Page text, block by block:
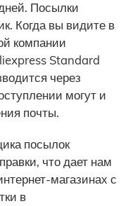
Посылки
Когда вы видите в
компании
Standard
через
могут и
почты.
посылок
что дает нам
магазинах с
в